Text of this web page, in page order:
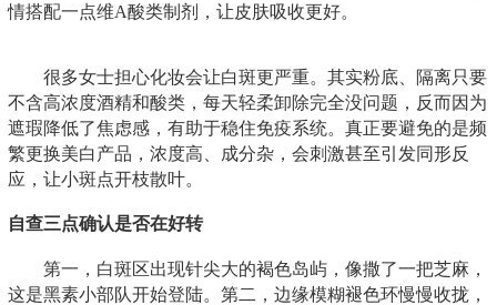
情搭配一点维A酸类制剂，让皮肤吸收更好。
很多女士担心化妆会让白斑更严重。其实粉底、隔离只要
不含高浓度酒精和酸类，每天轻柔卸除完全没问题，反而因为
遮瑕降低了焦虑感，有助于稳住免疫系统。真正要避免的是频
繁更换美白产品，浓度高、成分杂，会刺激甚至引发同形反
应，让小斑点开枝散叶。
自查三点确认是否在好转
第一，白斑区出现针尖大的褐色岛屿，像撒了一把芝麻，
这是黑素小部队开始登陆。第二，边缘模糊褪色环慢慢收拢，